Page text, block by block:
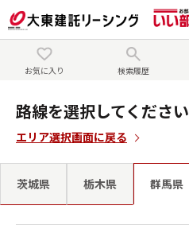
お気に入り 検索履歴
路線を選択してください
エリア選択画面に戻る
茨城県 栃木県 群馬県